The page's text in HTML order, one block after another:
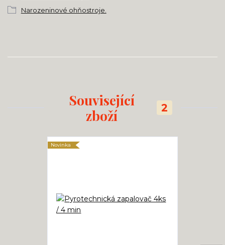
Narozeninové ohňostroje.
Související
zboží
2
Novinka